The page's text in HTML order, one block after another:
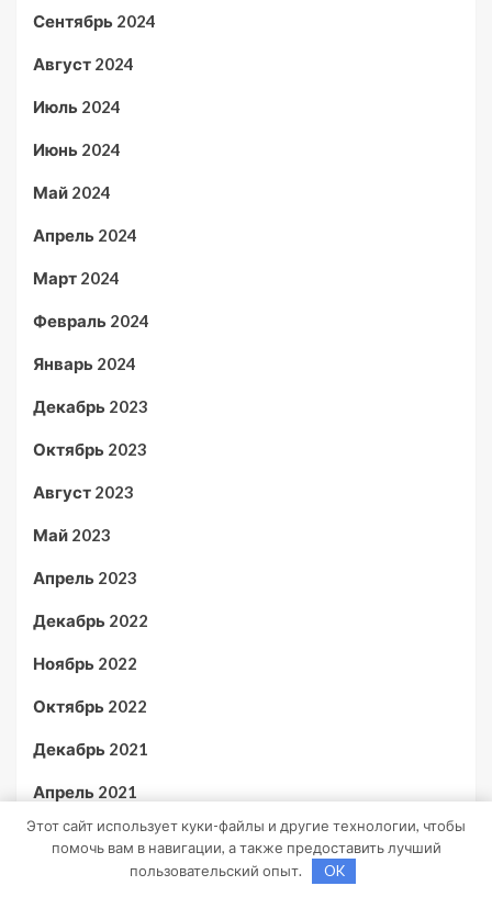
Сентябрь 2024
Август 2024
Июль 2024
Июнь 2024
Май 2024
Апрель 2024
Март 2024
Февраль 2024
Январь 2024
Декабрь 2023
Октябрь 2023
Август 2023
Май 2023
Апрель 2023
Декабрь 2022
Ноябрь 2022
Октябрь 2022
Декабрь 2021
Апрель 2021
Март 2021
Февраль 2021
Этот сайт использует куки-файлы и другие технологии, чтобы
помочь вам в навигации, а также предоставить лучший
пользовательский опыт.
OK